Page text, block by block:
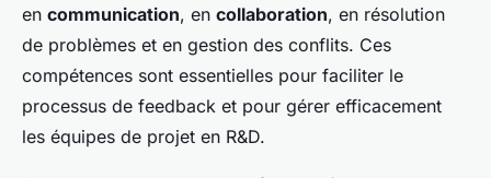
en communication, en collaboration, en résolution
de problèmes et en gestion des conflits. Ces
compétences sont essentielles pour faciliter le
processus de feedback et pour gérer efficacement
les équipes de projet en R&D.